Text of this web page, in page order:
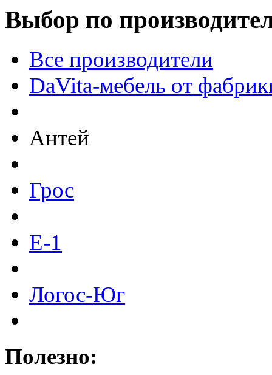
Выбор по
Все производители
DaVita-мебель от
Антей
Грос
Е-1
Логос-Юг
Полезно: